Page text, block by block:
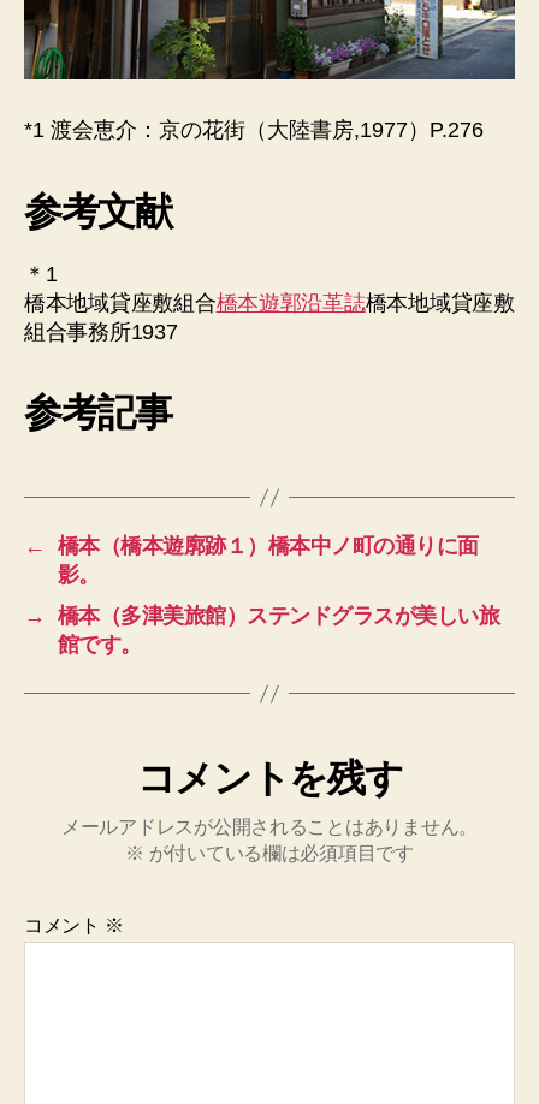
*1 渡会恵介：京の花街（大陸書房,1977）P.276
参考文献
＊1
橋本地域貸座敷組合橋本遊郭沿革誌橋本地域貸座敷
組合事務所1937
参考記事
←
橋本（橋本遊廓跡１）橋本中ノ町の通りに面
影。
→
橋本（多津美旅館）ステンドグラスが美しい旅
館です。
コメントを残す
メールアドレスが公開されることはありません。
※ が付いている欄は必須項目です
コメント ※